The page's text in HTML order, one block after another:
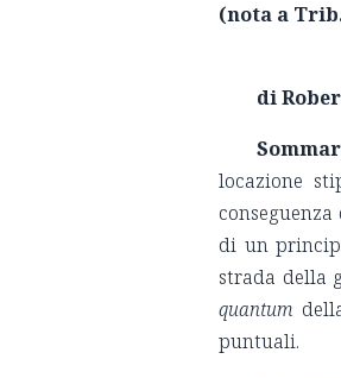
(nota a
di
locazione
di un
strada della
quantum
puntuali.